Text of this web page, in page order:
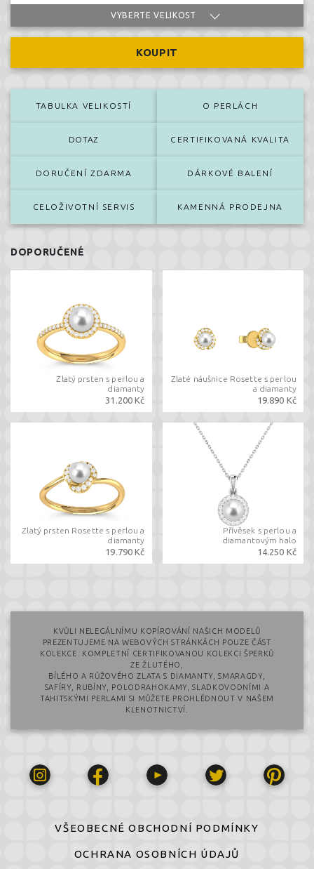
VYBERTE VELIKOST
KOUPIT
TABULKA VELIKOSTÍ O PERLÁCH
DOTAZ CERTIFIKOVANÁ KVALITA
DORUČENÍ ZDARMA DÁRKOVÉ BALENÍ
CELOŽIVOTNÍ SERVIS KAMENNÁ PRODEJNA
DOPORUČENÉ
Zlatý prsten s perlou a
diamanty
31.200 Kč
Zlaté náušnice Rosette s perlou
a diamanty
19.890 Kč
Zlatý prsten Rosette s perlou a
diamanty
19.790 Kč
Přívěsek s perlou a
diamantovým halo
14.250 Kč
KVŮLI NELEGÁLNÍMU KOPÍROVÁNÍ NAŠICH MODELŮ
PREZENTUJEME NA WEBOVÝCH STRÁNKÁCH POUZE ČÁST
KOLEKCE. KOMPLETNÍ CERTIFIKOVANOU KOLEKCI ŠPERKŮ
ZE ŽLUTÉHO,
BÍLÉHO A RŮŽOVÉHO ZLATA S DIAMANTY, SMARAGDY,
SAFÍRY, RUBÍNY, POLODRAHOKAMY, SLADKOVODNÍMI A
TAHITSKÝMI PERLAMI SI MŮŽETE PROHLÉDNOUT V NAŠEM
KLENOTNICTVÍ.
VŠEOBECNÉ OBCHODNÍ PODMÍNKY
OCHRANA OSOBNÍCH ÚDAJŮ